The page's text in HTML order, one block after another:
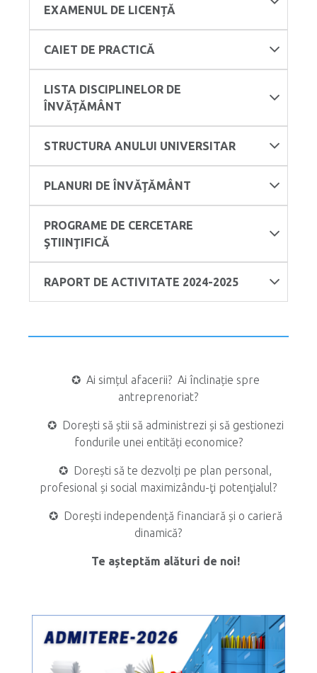
EXAMENUL DE LICENȚĂ
CAIET DE PRACTICĂ
LISTA DISCIPLINELOR DE
ÎNVĂȚĂMÂNT
STRUCTURA ANULUI UNIVERSITAR
PLANURI DE ÎNVĂŢĂMÂNT
PROGRAME DE CERCETARE
ŞTIINŢIFICĂ
RAPORT DE ACTIVITATE 2024-2025
✪ Ai simțul afacerii? Ai înclinație spre
antreprenoriat?
✪ Dorești să știi să administrezi și să gestionezi
fondurile unei entități economice?
✪ Dorești să te dezvolți pe plan personal,
profesional și social maximizându-ţi potenţialul?
✪ Dorești independență financiară și o carieră
dinamică?
Te așteptăm alături de noi!